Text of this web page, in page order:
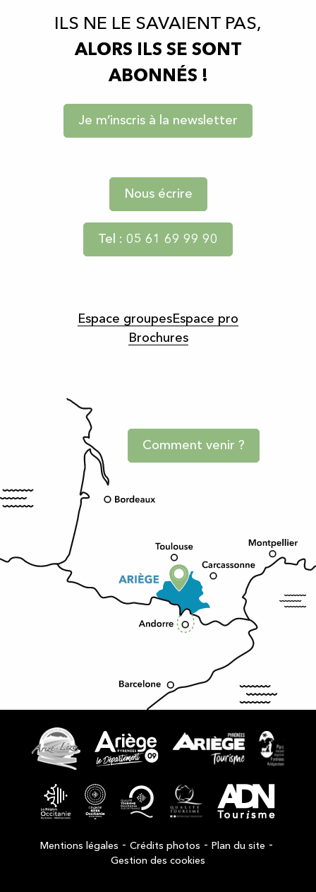
ILS NE LE SAVAIENT PAS,
ALORS ILS SE SONT
ABONNÉS !
Je m’inscris à la newsletter
Nous écrire
Tel : 05 61 69 99 90
Espace groupesEspace pro
Brochures
Comment venir ?
Mentions légales - Crédits photos - Plan du site -
Gestion des cookies